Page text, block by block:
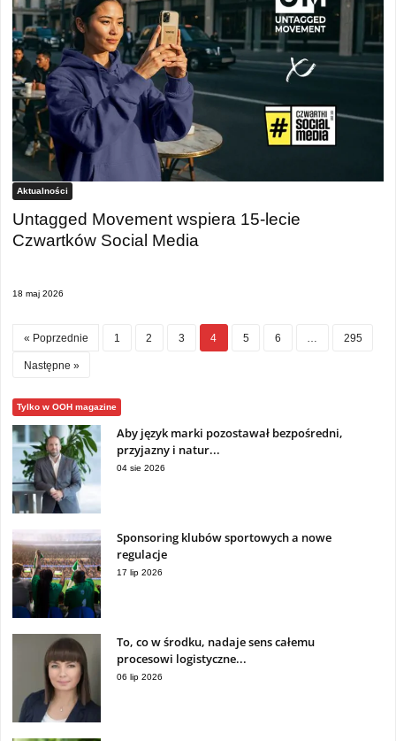
Aktualności
Untagged Movement wspiera 15-lecie
Czwartków Social Media
18 maj 2026
« Poprzednie 1 2 3 4 5 6 295
Następne »
Tylko w OOH magazine
Aby język marki pozostawał bezpośredni,
przyjazny i natur...
04 sie 2026
Sponsoring klubów sportowych a nowe
regulacje
17 lip 2026
To, co w środku, nadaje sens całemu
procesowi logistyczne...
06 lip 2026